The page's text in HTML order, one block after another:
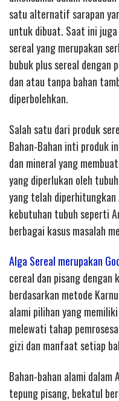
satu alternatif sarapan
untuk dibuat. Saat ini
sereal yang merupakan
bubuk plus sereal dengan
dan atau tanpa bahan
diperbolehkan.
Salah satu dari produk
Bahan-Bahan inti produk
dan mineral yang
yang diperlukan oleh
yang telah diperhitungkan
kebutuhan tubuh seperti
berbagai kasus masalah
Alga Sereal merupakan
cereal dan pisang
berdasarkan metode
alami pilihan yang
melewati tahap
gizi dan manfaat setiap
Bahan-bahan alami
tepung pisang, bekatul